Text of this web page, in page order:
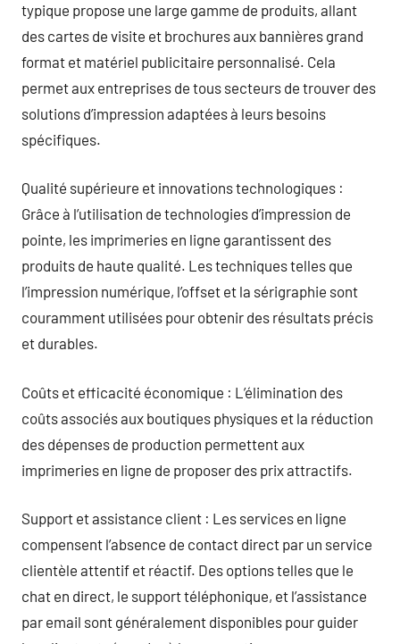
typique propose une large gamme de produits, allant
des cartes de visite et brochures aux bannières grand
format et matériel publicitaire personnalisé. Cela
permet aux entreprises de tous secteurs de trouver des
solutions d’impression adaptées à leurs besoins
spécifiques.
Qualité supérieure et innovations technologiques :
Grâce à l’utilisation de technologies d’impression de
pointe, les imprimeries en ligne garantissent des
produits de haute qualité. Les techniques telles que
l’impression numérique, l’offset et la sérigraphie sont
couramment utilisées pour obtenir des résultats précis
et durables.
Coûts et efficacité économique : L’élimination des
coûts associés aux boutiques physiques et la réduction
des dépenses de production permettent aux
imprimeries en ligne de proposer des prix attractifs.
Support et assistance client : Les services en ligne
compensent l’absence de contact direct par un service
clientèle attentif et réactif. Des options telles que le
chat en direct, le support téléphonique, et l’assistance
par email sont généralement disponibles pour guider